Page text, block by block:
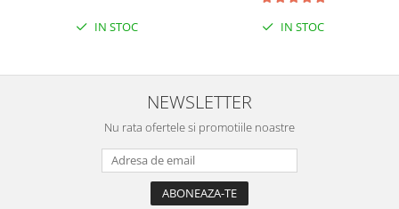
IN STOC IN STOC
NEWSLETTER
Nu rata ofertele si promotiile noastre